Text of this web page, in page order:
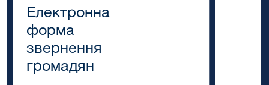
Електронна
форма
звернення
громадян